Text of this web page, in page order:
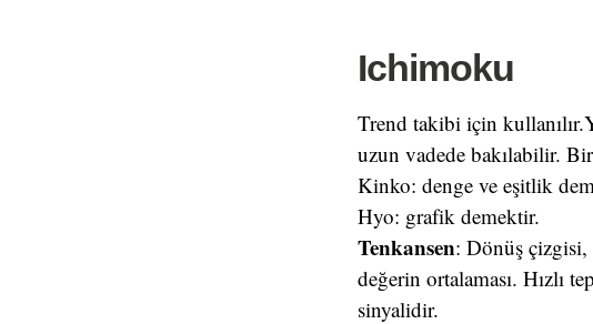
Ichimoku
Trend takibi için
uzun vadede bakılabilir.
Kinko: denge ve eşitlik
Hyo: grafik demektir.
Tenkansen: Dönüş çizgisi,
değerin ortalaması. Hızlı
sinyalidir.